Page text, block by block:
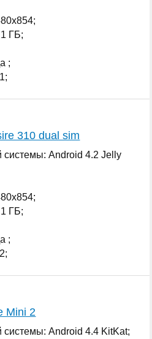
ГБ;
;
310 dual sim
системы: Android 4.2 Jelly
ГБ;
;
Mini 2
системы: Android 4.4 KitKat;